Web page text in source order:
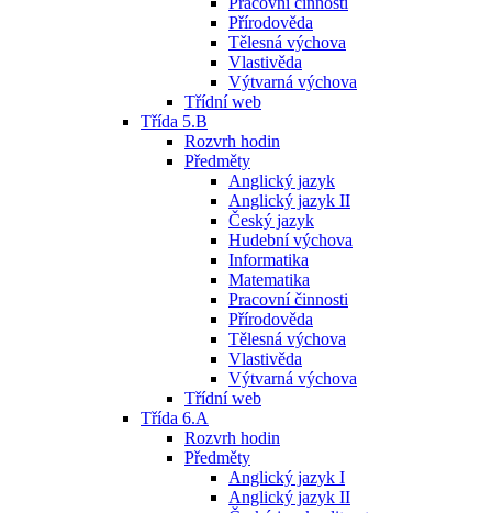
Přírodověda
Tělesná výchova
Vlastivěda
Výtvarná výchova
Třídní web
Třída 5.B
Rozvrh hodin
Předměty
Anglický jazyk
Anglický jazyk II
Český jazyk
Hudební výchova
Informatika
Matematika
Pracovní činnosti
Přírodověda
Tělesná výchova
Vlastivěda
Výtvarná výchova
Třídní web
Třída 6.A
Rozvrh hodin
Předměty
Anglický jazyk I
Anglický jazyk II